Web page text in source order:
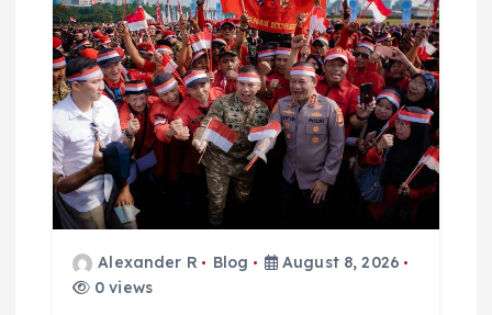
a
t
o
n
Alexander R Blog
August 8, 2026
0 views